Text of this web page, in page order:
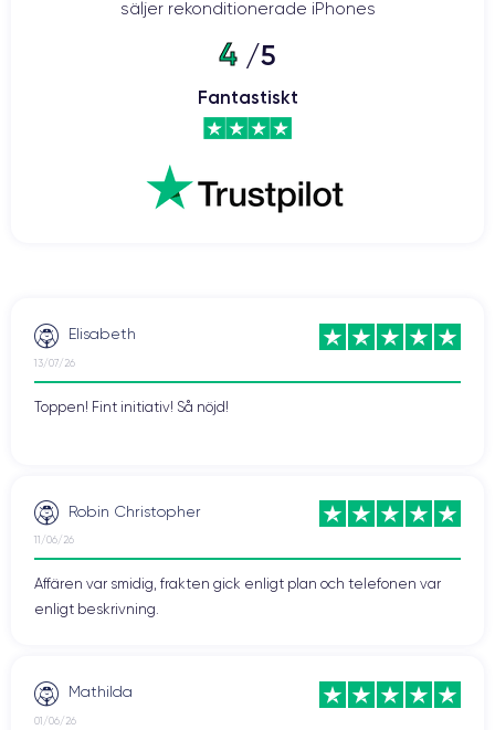
säljer rekonditionerade iPhones
4 /5
Fantastiskt
Elisabeth
13/07/26
Toppen! Fint initiativ! Så nöjd!
Robin Christopher
11/06/26
Affären var smidig, frakten gick enligt plan och telefonen var
enligt beskrivning.
Mathilda
01/06/26